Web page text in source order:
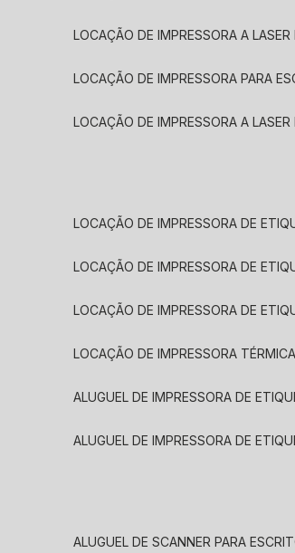
LOCAÇÃO DE IMPRESSORA A
LOCAÇÃO DE IMPRESSORA PARA
LOCAÇÃO DE IMPRESSORA A
LOCAÇÃO DE IMPRESSORA DE
LOCAÇÃO DE IMPRESSORA DE
LOCAÇÃO DE IMPRESSORA DE
LOCAÇÃO DE IMPRESSORA TÉRMICA
ALUGUEL DE IMPRESSORA DE
ALUGUEL DE IMPRESSORA DE
ALUGUEL DE SCANNER PARA